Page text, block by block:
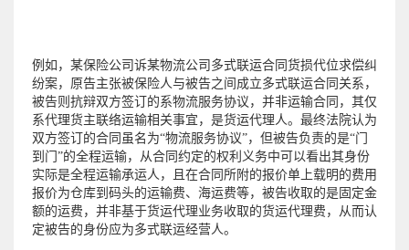
例如，某保险公司诉某物流公司多式联运合同货损代位求偿纠
纷案，原告主张被保险人与被告之间成立多式联运合同关系，
被告则抗辩双方签订的系物流服务协议，并非运输合同，其仅
系代理货主联络运输相关事宜，是货运代理人。最终法院认为
双方签订的合同虽名为“物流服务协议”，但被告负责的是“门
到门”的全程运输，从合同约定的权利义务中可以看出其身份
实际是全程运输承运人，且在合同所附的报价单上载明的费用
报价为仓库到码头的运输费、海运费等，被告收取的是固定金
额的运费，并非基于货运代理业务收取的货运代理费，从而认
定被告的身份应为多式联运经营人。